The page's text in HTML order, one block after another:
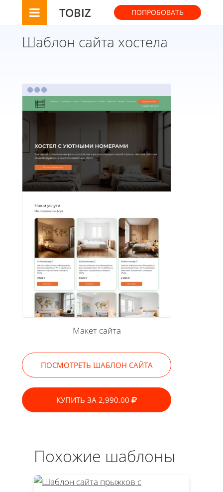
TOBIZ ПОПРОБОВАТЬ
Шаблон сайта хостела
Макет сайта
ПОСМОТРЕТЬ ШАБЛОН САЙТА
КУПИТЬ ЗА 2,990.00
Похожие шаблоны